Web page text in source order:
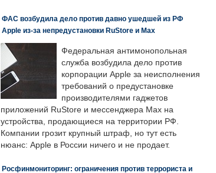
ФАС возбудила дело против давно ушедшей из РФ
Apple из-за непредустановки RuStore и Max
Федеральная антимонопольная
служба возбудила дело против
корпорации Apple за неисполнения
требований о предустановке
производителями гаджетов
приложений RuStore и мессенджера Max на
устройства, продающиеся на территории РФ.
Компании грозит крупный штраф, но тут есть
нюанс: Apple в России ничего и не продает.
Росфинмониторинг: ограничения против террориста и